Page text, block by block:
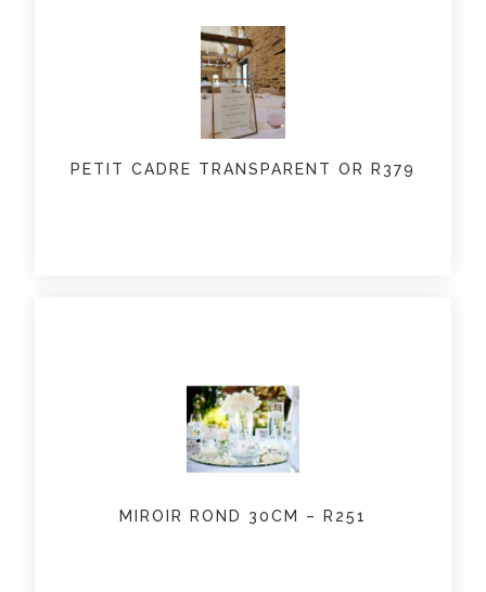
PETIT CADRE TRANSPARENT OR R379
MIROIR ROND 30CM – R251